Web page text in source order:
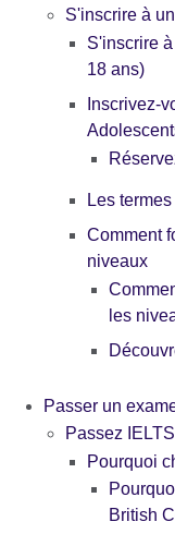
S'inscrire à
S'inscrire
18 ans)
Inscrivez-
Les
Comment
niveaux
les
Passer un
Passez
Pourquoi
British